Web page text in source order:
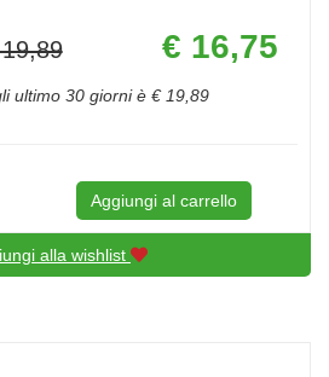
Prezzo
scontato
€ 16,75
ultimo 30 giorni è € 19,89
Aggiungi al carrello
alla wishlist